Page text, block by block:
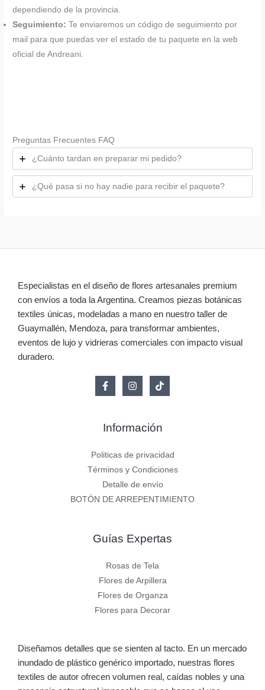
dependiendo de la provincia.
Seguimiento: Te enviaremos un código de seguimiento por
mail para que puedas ver el estado de tu paquete en la web
oficial de Andreani.
Preguntas Frecuentes FAQ
¿Cuánto tardan en preparar mi pedido?
¿Qué pasa si no hay nadie para recibir el paquete?
Especialistas en el diseño de flores artesanales premium
con envíos a toda la Argentina. Creamos piezas botánicas
textiles únicas, modeladas a mano en nuestro taller de
Guaymallén, Mendoza, para transformar ambientes,
eventos de lujo y vidrieras comerciales con impacto visual
duradero.
Información
Politicas de privacidad
Términos y Condiciones
Detalle de envío
BOTÓN DE ARREPENTIMIENTO
Guías Expertas
Rosas de Tela
Flores de Arpillera
Flores de Organza
Flores para Decorar
Diseñamos detalles que se sienten al tacto. En un mercado
inundado de plástico genérico importado, nuestras flores
textiles de autor ofrecen volumen real, caídas nobles y una